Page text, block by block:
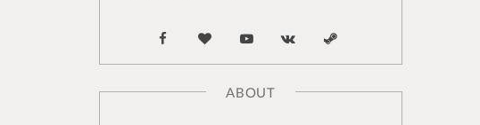
F
a
B
l
Y
o
u
V
K
S
t
ABOUT